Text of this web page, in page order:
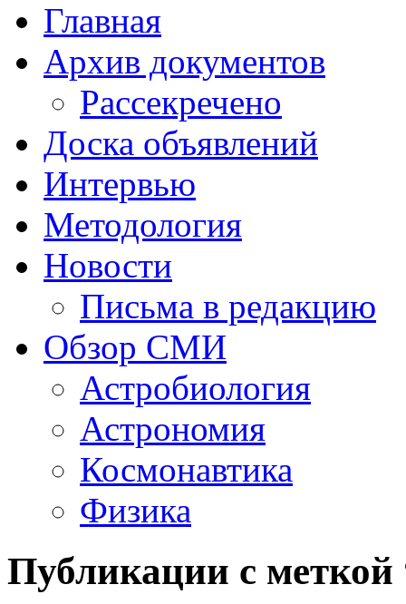
Главная
Архив документов
Рассекречено
Доска объявлений
Интервью
Методология
Новости
Письма в редакцию
Обзор СМИ
Астробиология
Астрономия
Космонавтика
Физика
Публикации с